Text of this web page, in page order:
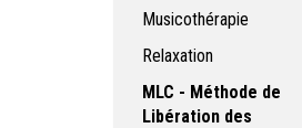
Musicothérapie
Relaxation
MLC - Méthode de
Libération des